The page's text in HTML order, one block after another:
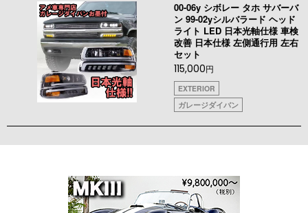
00-06y シボレー タホ サバーバ
ン 99-02yシルバラード ヘッド
ライト LED 日本光軸仕様 車検
改善 日本仕様 左側通行用 左右
セット
115,000円
EXTERIOR
ガレージダイバン